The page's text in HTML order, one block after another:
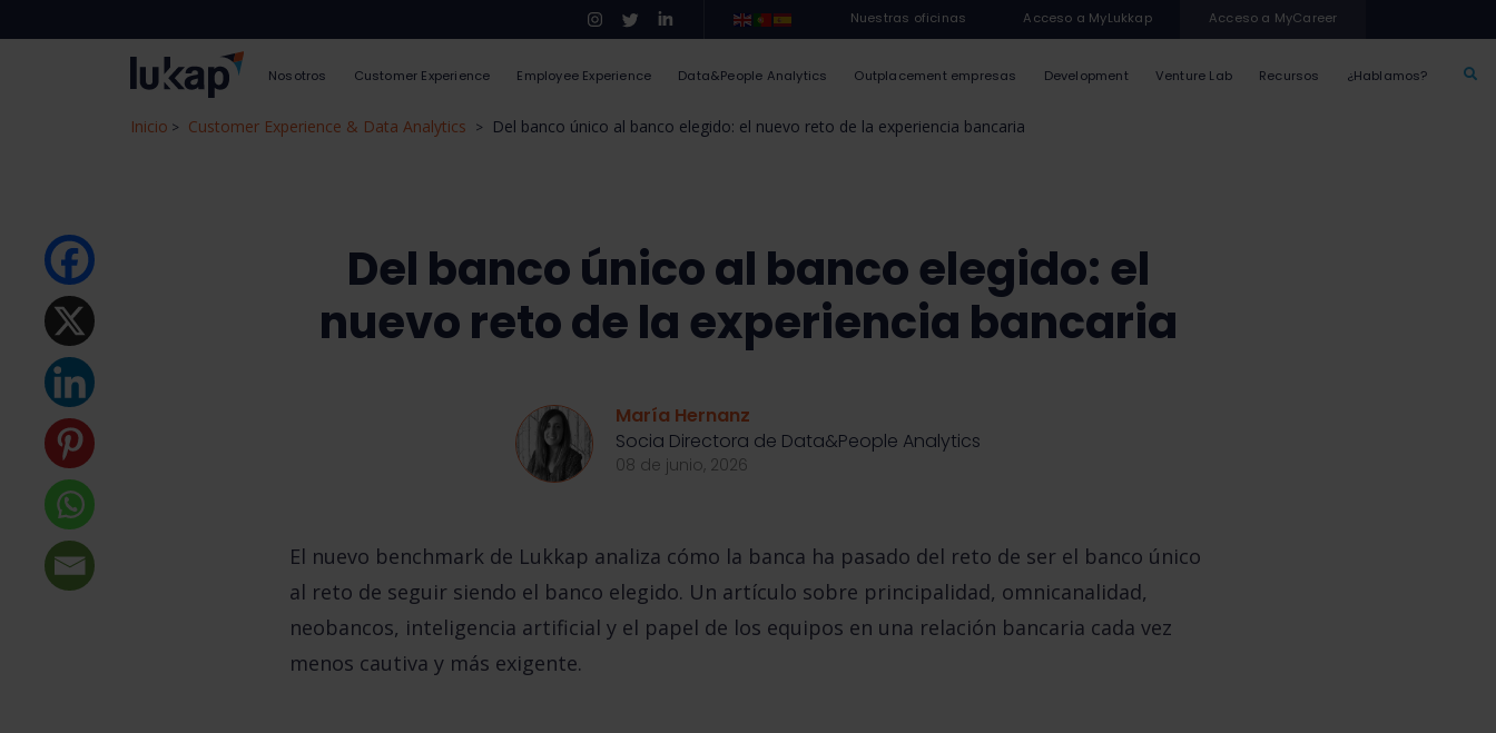
Nuestras oficinas Acceso a MyLukkap Acceso a MyCareer
Nosotros Customer Experience Employee Experience Data&People Analytics Outplacement empresas Development Venture Lab Recursos ¿Hablamos?
Inicio > Customer Experience & Data Analytics > Del banco único al banco elegido: el nuevo reto de la experiencia bancaria
Del banco único al banco elegido: el
nuevo reto de la experiencia bancaria
María Hernanz
Socia Directora de Data&People Analytics
08 de junio, 2026
El nuevo benchmark de Lukkap analiza cómo la banca ha pasado del reto de ser el banco único
al reto de seguir siendo el banco elegido. Un artículo sobre principalidad, omnicanalidad,
neobancos, inteligencia artificial y el papel de los equipos en una relación bancaria cada vez
menos cautiva y más exigente.